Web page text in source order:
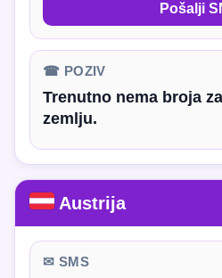
Pošalji
☎ POZIV
Trenutno nema broja
zemlju.
Austrija
✉ SMS